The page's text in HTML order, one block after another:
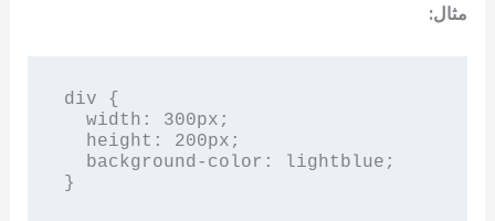
مثال:
div {
}